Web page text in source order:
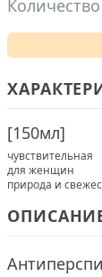
[150мл]
чувствительная
для женщин
природа и